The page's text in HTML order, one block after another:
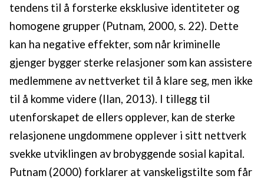
tendens til å forsterke eksklusive identiteter og
homogene grupper (Putnam, 2000, s. 22). Dette
kan ha negative effekter, som når kriminelle
gjenger bygger sterke relasjoner som kan assistere
medlemmene av nettverket til å klare seg, men ikke
til å komme videre (Ilan, 2013). I tillegg til
utenforskapet de ellers opplever, kan de sterke
relasjonene ungdommene opplever i sitt nettverk
svekke utviklingen av brobyggende sosial kapital.
Putnam (2000) forklarer at vanskeligstilte som får